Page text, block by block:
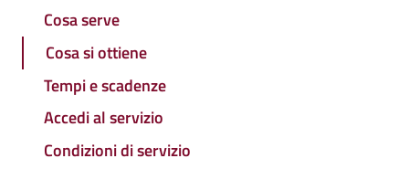
Cosa serve
Cosa si ottiene
Tempi e scadenze
Accedi al servizio
Condizioni di servizio